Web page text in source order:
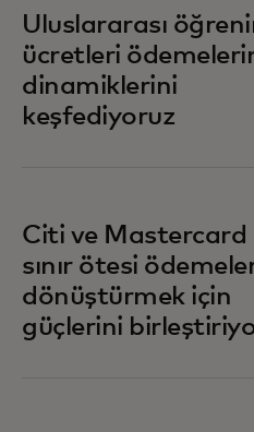
Uluslararası
ücretleri
dinamiklerini
keşfediyoruz
Citi ve Mastercard
sınır ötesi
dönüştürmek için
güçlerini